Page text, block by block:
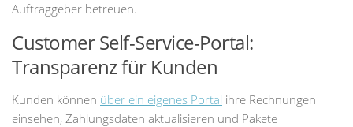
Auftraggeber betreuen.
Customer Self-Service-Portal:
Transparenz für Kunden
Kunden können über ein eigenes Portal ihre Rechnungen
einsehen, Zahlungsdaten aktualisieren und Pakete